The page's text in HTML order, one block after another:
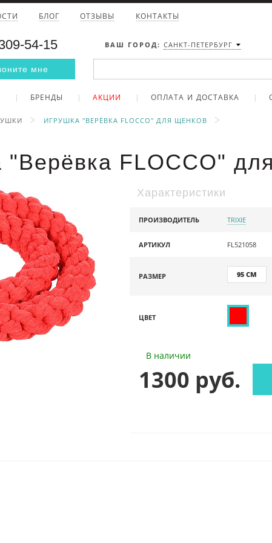
БЛОГ ОТЗЫВЫ КОНТАКТЫ
54-15 ВАШ ГОРОД: САНКТ-ПЕТЕРБУРГ
мне
БРЕНДЫ АКЦИИ ОПЛАТА И ДОСТАВКА
ИГРУШКА "ВЕРЁВКА FLOCCO" ДЛЯ ЩЕНКОВ
"Верёвка FLOCCO"
Характеристики
ПРОИЗВОДИТЕЛЬ TRIXIE
АРТИКУЛ FL521058
РАЗМЕР 95 СМ
ЦВЕТ
В наличии
1300 руб.